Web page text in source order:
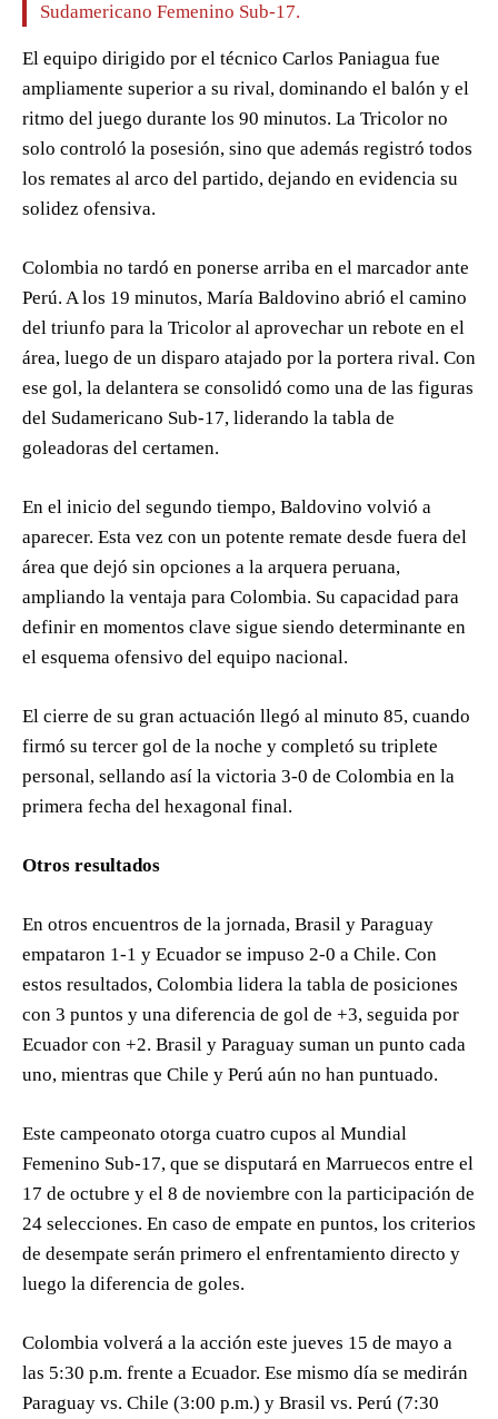
Sudamericano Femenino Sub-17.
El equipo dirigido por el técnico Carlos Paniagua fue
ampliamente superior a su rival, dominando el balón y el
ritmo del juego durante los 90 minutos. La Tricolor no
solo controló la posesión, sino que además registró todos
los remates al arco del partido, dejando en evidencia su
solidez ofensiva.
Colombia no tardó en ponerse arriba en el marcador ante
Perú. A los 19 minutos, María Baldovino abrió el camino
del triunfo para la Tricolor al aprovechar un rebote en el
área, luego de un disparo atajado por la portera rival. Con
ese gol, la delantera se consolidó como una de las figuras
del Sudamericano Sub-17, liderando la tabla de
goleadoras del certamen.
En el inicio del segundo tiempo, Baldovino volvió a
aparecer. Esta vez con un potente remate desde fuera del
área que dejó sin opciones a la arquera peruana,
ampliando la ventaja para Colombia. Su capacidad para
definir en momentos clave sigue siendo determinante en
el esquema ofensivo del equipo nacional.
El cierre de su gran actuación llegó al minuto 85, cuando
firmó su tercer gol de la noche y completó su triplete
personal, sellando así la victoria 3-0 de Colombia en la
primera fecha del hexagonal final.
Otros resultados
En otros encuentros de la jornada, Brasil y Paraguay
empataron 1-1 y Ecuador se impuso 2-0 a Chile. Con
estos resultados, Colombia lidera la tabla de posiciones
con 3 puntos y una diferencia de gol de +3, seguida por
Ecuador con +2. Brasil y Paraguay suman un punto cada
uno, mientras que Chile y Perú aún no han puntuado.
Este campeonato otorga cuatro cupos al Mundial
Femenino Sub-17, que se disputará en Marruecos entre el
17 de octubre y el 8 de noviembre con la participación de
24 selecciones. En caso de empate en puntos, los criterios
de desempate serán primero el enfrentamiento directo y
luego la diferencia de goles.
Colombia volverá a la acción este jueves 15 de mayo a
las 5:30 p.m. frente a Ecuador. Ese mismo día se medirán
Paraguay vs. Chile (3:00 p.m.) y Brasil vs. Perú (7:30